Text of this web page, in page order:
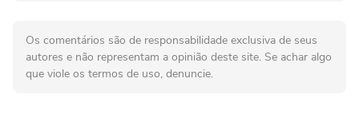
Os comentários são de responsabilidade exclusiva de seus
autores e não representam a opinião deste site. Se achar algo
que viole os termos de uso, denuncie.